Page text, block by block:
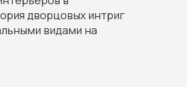
дворцовых интриг
видами на